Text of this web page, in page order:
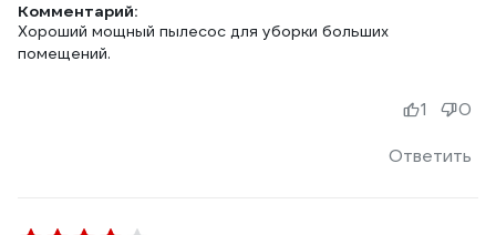
Комментарий:
Хороший мощный пылесос для уборки больших
помещений.
Ответить
1 0